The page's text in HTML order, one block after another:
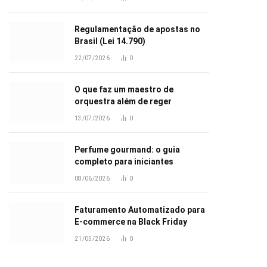
Regulamentação de apostas no
Brasil (Lei 14.790)
22/07/2026 0
O que faz um maestro de
orquestra além de reger
13/07/2026 0
Perfume gourmand: o guia
completo para iniciantes
08/06/2026 0
Faturamento Automatizado para
E-commerce na Black Friday
21/05/2026 0